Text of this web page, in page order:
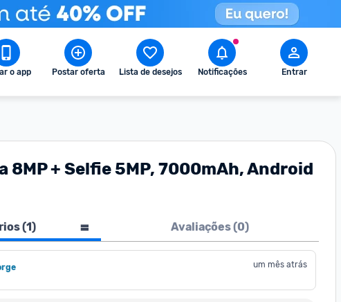
o app Postar oferta Lista de desejos Notificações Entrar
8MP + Selfie 5MP, 7000mAh, Android
(1) Avaliações (0)
um mês atrás